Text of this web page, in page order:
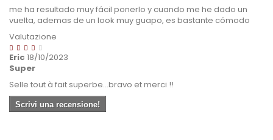
me ha resultado muy fácil ponerlo y cuando me he dado un
vuelta, ademas de un look muy guapo, es bastante cómodo
Valutazione
Eric 18/10/2023
Super
Selle tout à fait superbe...bravo et merci !!
Scrivi una recensione!